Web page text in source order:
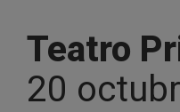
Teatro
20